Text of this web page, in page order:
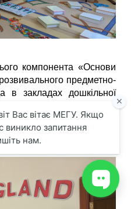
компонента «Основи
предметно-
в закладах дошкільної
(бакалаврського) рівня
А2 Дошкільна освіта
до ЗДО №17 та ЗДО №40